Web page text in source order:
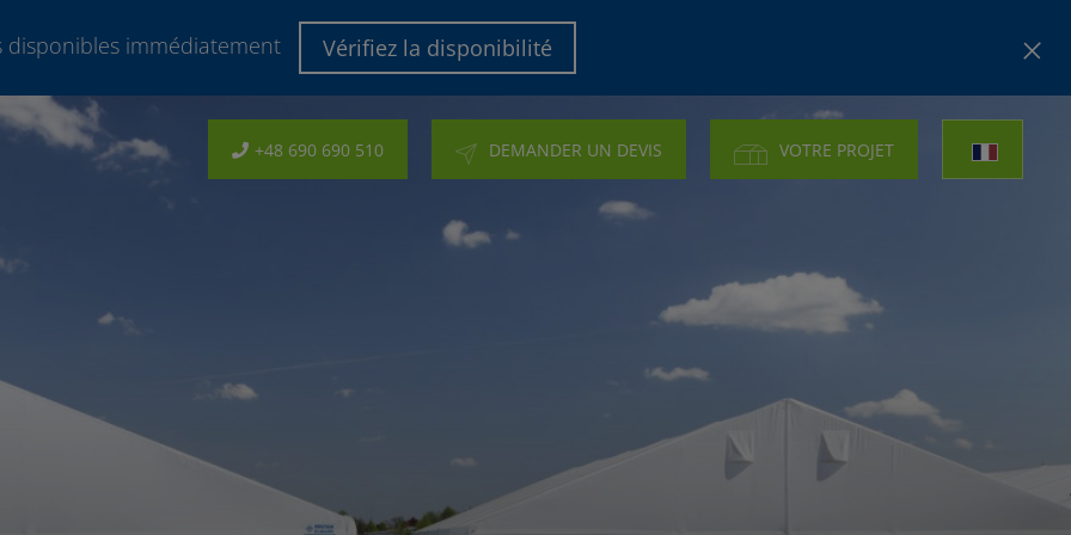
disponibles immédiatement Vérifiez la disponibilité
+48 690 690 510 DEMANDER UN DEVIS VOTRE PROJET